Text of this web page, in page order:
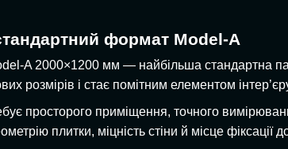
формат Model-A
A 2000×1200 мм — найбільша стандартна
розмірів і стає помітним елементом
просторого приміщення, точного
плитки, міцність стіни й місце фіксації